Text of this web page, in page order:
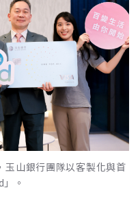
玉山銀行團隊以客製化與首
。